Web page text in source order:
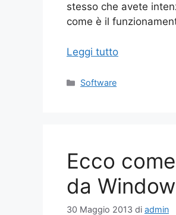
stesso che avete
come è il
Leggi tutto
Categorie
Software
Ecco
da
30 Maggio 2013 di admin